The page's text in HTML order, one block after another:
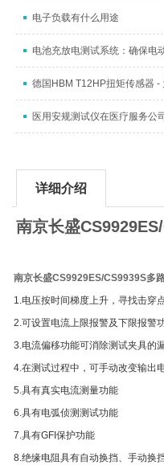
电子负载有什么用途
电池充放电测试系统：确保电
德国HBM T12HP扭矩传感器 -
医用安规测试仪在医疗服务公
详细介绍
南京长盛
南京长盛CS9929ES/CS9939S多
1.电压按时间梯度上升，寻找击穿
2.可设置电流上限报警及下限报警
3.电流偏移功能可消除测试夹具的
4.在测试过程中，可手动改变输出
5.具有真实电流测量功能
6.具有电弧侦测测试功能
7.具有GFI保护功能
8.绝缘电阻具有自动换挡、手动换